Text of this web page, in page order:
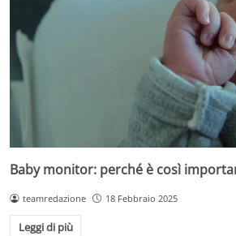
Baby monitor: perché è così
teamredazione 18 Febbraio 2025
Leggi di più